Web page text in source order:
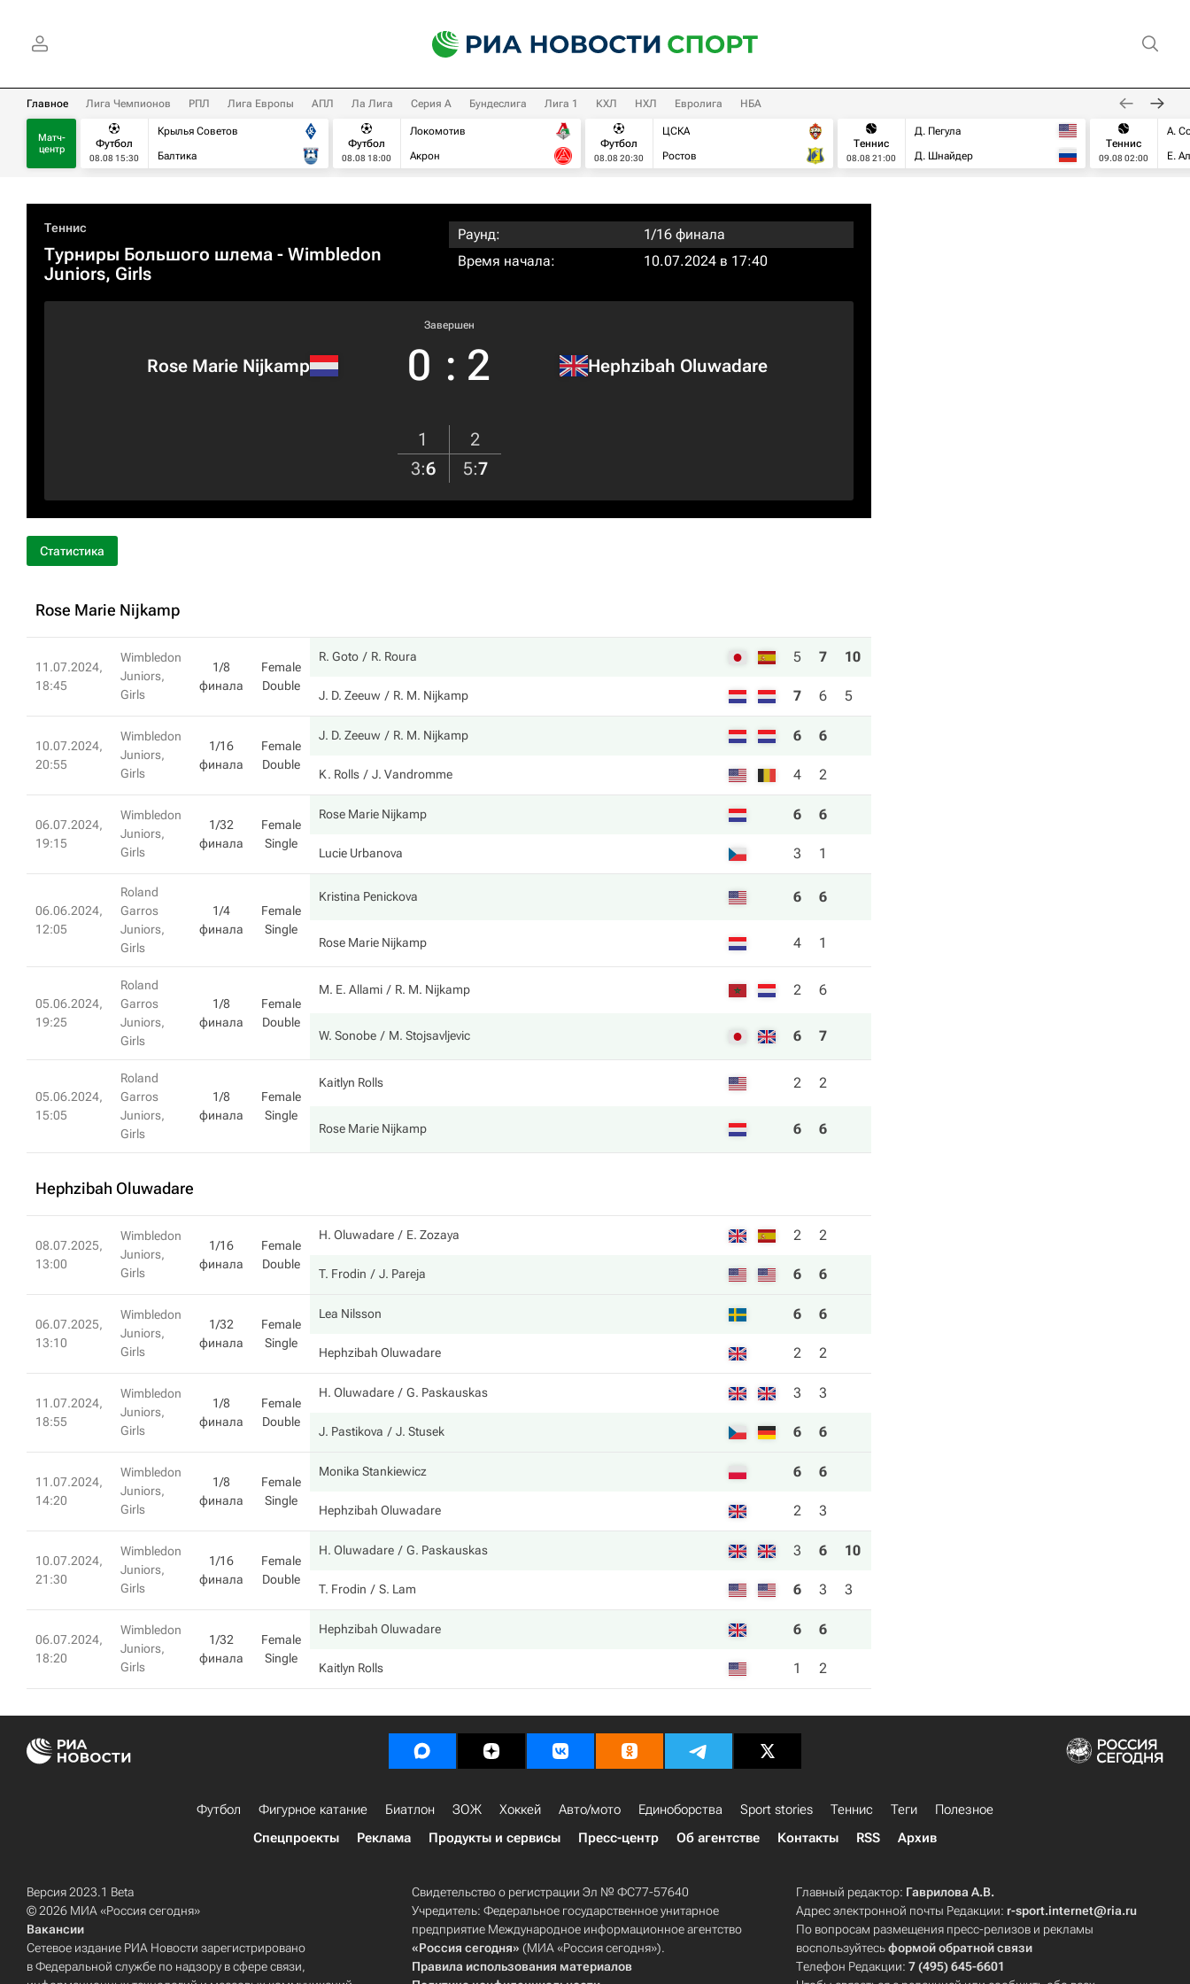
Главное Лига Чемпионов РПЛ Лига Европы АПЛ Ла Лига Серия А Бундеслига Лига 1 КХЛ НХЛ Евролига НБА
Матч-
центр
Футбол
08.08 15:30
Крылья Советов
Балтика
Футбол
08.08 18:00
Локомотив
Акрон
Футбол
08.08 20:30
ЦСКА
Ростов
Теннис
08.08 21:00
Д. Пегула
Д. Шнайдер
Теннис
09.08 02:00
А.
Е.
Теннис
Турниры Большого шлема - Wimbledon
Juniors, Girls
Раунд:
1/16 финала
Время начала:
10.07.2024 в 17:40
Rose Marie Nijkamp
Завершен
0 : 2 Hephzibah Oluwadare
1
2
3:6 5:7
Статистика
Rose Marie Nijkamp
11.07.2024,
18:45
Wimbledon
Juniors,
Girls
1/8
финала
Female
Double
R. Goto R. Roura 5 7 10
J. D. Zeeuw R. M. Nijkamp 7 6 5
10.07.2024,
20:55
Wimbledon
Juniors,
Girls
1/16
финала
Female
Double
J. D. Zeeuw R. M. Nijkamp 6 6
K. Rolls J. Vandromme 4 2
06.07.2024,
19:15
Wimbledon
Juniors,
Girls
1/32
финала
Female
Single
Rose Marie Nijkamp 6 6
Lucie Urbanova 3 1
06.06.2024,
12:05
Roland
Garros
Juniors,
Girls
1/4
финала
Female
Single
Kristina Penickova 6 6
Rose Marie Nijkamp 4 1
05.06.2024,
19:25
Roland
Garros
Juniors,
Girls
1/8
финала
Female
Double
M. E. Allami R. M. Nijkamp 2 6
W. Sonobe M. Stojsavljevic 6 7
05.06.2024,
15:05
Roland
Garros
Juniors,
Girls
1/8
финала
Female
Single
Kaitlyn Rolls 2 2
Rose Marie Nijkamp 6 6
Hephzibah Oluwadare
08.07.2025,
13:00
Wimbledon
Juniors,
Girls
1/16
финала
Female
Double
H. Oluwadare E. Zozaya 2 2
T. Frodin J. Pareja 6 6
06.07.2025,
13:10
Wimbledon
Juniors,
Girls
1/32
финала
Female
Single
Lea Nilsson 6 6
Hephzibah Oluwadare 2 2
11.07.2024,
18:55
Wimbledon
Juniors,
Girls
1/8
финала
Female
Double
H. Oluwadare G. Paskauskas 3 3
J. Pastikova J. Stusek 6 6
11.07.2024,
14:20
Wimbledon
Juniors,
Girls
1/8
финала
Female
Single
Monika Stankiewicz 6 6
Hephzibah Oluwadare 2 3
10.07.2024,
21:30
Wimbledon
Juniors,
Girls
1/16
финала
Female
Double
H. Oluwadare G. Paskauskas 3 6 10
T. Frodin S. Lam 6 3 3
06.07.2024,
18:20
Wimbledon
Juniors,
Girls
1/32
финала
Female
Single
Hephzibah Oluwadare 6 6
Kaitlyn Rolls 1 2
Футбол Фигурное катание Биатлон ЗОЖ Хоккей Авто/мото Единоборства Sport stories Теннис Теги
Полезное
Спецпроекты
Реклама Продукты и сервисы Пресс-центр Об агентстве Контакты RSS Архив
Версия 2023.1 Beta
© 2026 МИА «Россия сегодня»
Вакансии
Сетевое издание РИА Новости зарегистрировано
в Федеральной службе по надзору в сфере связи,
Свидетельство о регистрации Эл № ФС77-57640
Учредитель: Федеральное государственное унитарное
предприятие Международное информационное агентство
«Россия сегодня» (МИА «Россия сегодня»).
Правила использования материалов
Главный редактор: Гаврилова А.В.
Адрес электронной почты Редакции: r-sport.internet@ria.ru
По вопросам размещения пресс-релизов и рекламы
воспользуйтесьформой обратной связи
Телефон Редакции:7 (495) 645-6601